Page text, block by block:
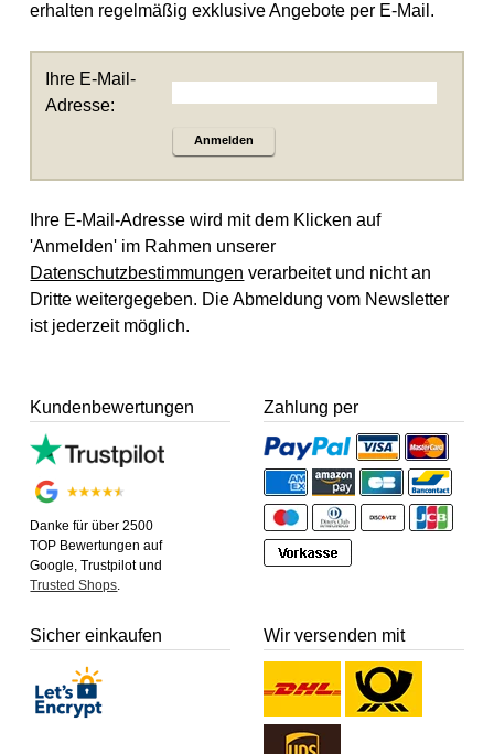
erhalten regelmäßig exklusive Angebote per E-Mail.
Ihre E-Mail-
Adresse:
Anmelden
Ihre E-Mail-Adresse wird mit dem Klicken auf
'Anmelden' im Rahmen unserer
Datenschutzbestimmungen verarbeitet und nicht an
Dritte weitergegeben. Die Abmeldung vom Newsletter
ist jederzeit möglich.
Kundenbewertungen
Danke für über 2500
TOP Bewertungen auf
Google, Trustpilot und
Trusted Shops.
Zahlung per
Sicher einkaufen Wir versenden mit